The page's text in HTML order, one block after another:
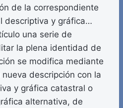
de la correspondiente
descriptiva y gráfica…
una serie de
la plena identidad de
se modifica mediante
descripción con la
y gráfica catastral o
alternativa, de